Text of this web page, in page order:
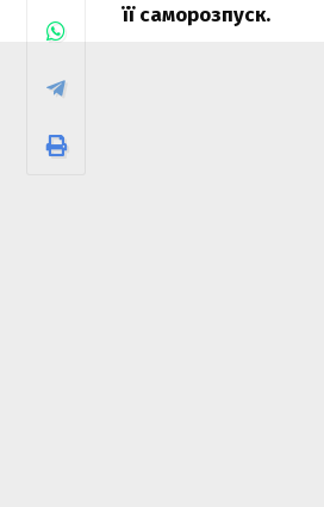
її саморозпуск.